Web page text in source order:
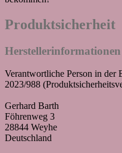
Produktsicherheit
Herstellerinformationen
Verantwortliche Person in der
2023/988
Gerhard Barth
Föhrenweg 3
28844 Weyhe
Deutschland